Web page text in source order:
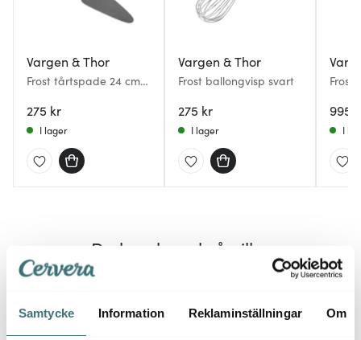
Samtycke Information Reklaminställningar Om
Vargen & Thor
Frost tårtspade 24 cm
275 kr
I lager
Vargen & Thor
Frost ballongvisp svart
275 kr
I lager
Frost
995
I
Du kanske också gillar